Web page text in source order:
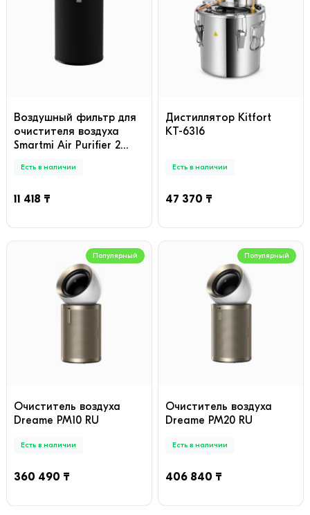
Воздушный фильтр для
очистителя воздуха
Smartmi Air Purifier 2
Есть в наличии
11 418 ₸
Дистиллятор Kitfort
КТ-6316
Есть в наличии
47 370 ₸
Популярный
Очиститель воздуха
Dreame PM10 RU
Есть в наличии
360 490 ₸
Популярный
Очиститель воздуха
Dreame PM20 RU
Есть в наличии
406 840 ₸